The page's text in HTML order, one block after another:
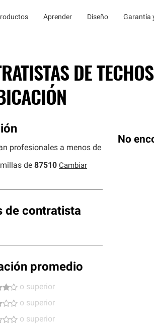
Aprender Diseño Garantía
DE
profesionales a menos de
millas de 87510 Cambiar
de contratista
promedio
o superior
o superior
o superior
No